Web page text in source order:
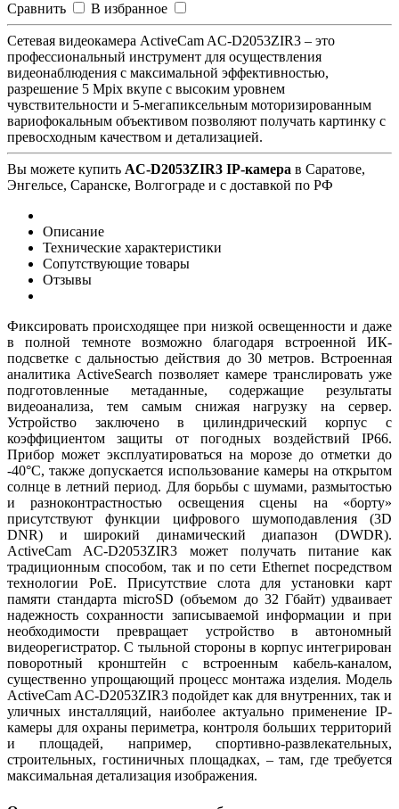
Сравнить В избранное
Сетевая видеокамера ActiveCam AC-D2053ZIR3 – это
профессиональный инструмент для осуществления
видеонаблюдения с максимальной эффективностью,
разрешение 5 Mpix вкупе с высоким уровнем
чувствительности и 5-мегапиксельным моторизированным
вариофокальным объективом позволяют получать картинку с
превосходным качеством и детализацией.
Вы можете купить AC-D2053ZIR3 IP-камера в Саратове,
Энгельсе, Саранске, Волгограде и с доставкой по РФ
Описание
Технические характеристики
Сопутствующие товары
Отзывы
Фиксировать происходящее при низкой освещенности и даже
в полной темноте возможно благодаря встроенной ИК-
подсветке с дальностью действия до 30 метров. Встроенная
аналитика ActiveSearch позволяет камере транслировать уже
подготовленные метаданные, содержащие результаты
видеоанализа, тем самым снижая нагрузку на сервер.
Устройство заключено в цилиндрический корпус с
коэффициентом защиты от погодных воздействий IP66.
Прибор может эксплуатироваться на морозе до отметки до
-40°C, также допускается использование камеры на открытом
солнце в летний период. Для борьбы с шумами, размытостью
и разноконтрастностью освещения сцены на «борту»
присутствуют функции цифрового шумоподавления (3D
DNR) и широкий динамический диапазон (DWDR).
ActiveCam AC-D2053ZIR3 может получать питание как
традиционным способом, так и по сети Ethernet посредством
технологии PoE. Присутствие слота для установки карт
памяти стандарта microSD (объемом до 32 Гбайт) удваивает
надежность сохранности записываемой информации и при
необходимости превращает устройство в автономный
видеорегистратор. С тыльной стороны в корпус интегрирован
поворотный кронштейн с встроенным кабель-каналом,
существенно упрощающий процесс монтажа изделия. Модель
ActiveCam AC-D2053ZIR3 подойдет как для внутренних, так и
уличных инсталляций, наиболее актуально применение IP-
камеры для охраны периметра, контроля больших территорий
и площадей, например, спортивно-развлекательных,
строительных, гостиничных площадках, – там, где требуется
максимальная детализация изображения.